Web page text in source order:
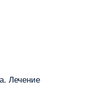
Лечение